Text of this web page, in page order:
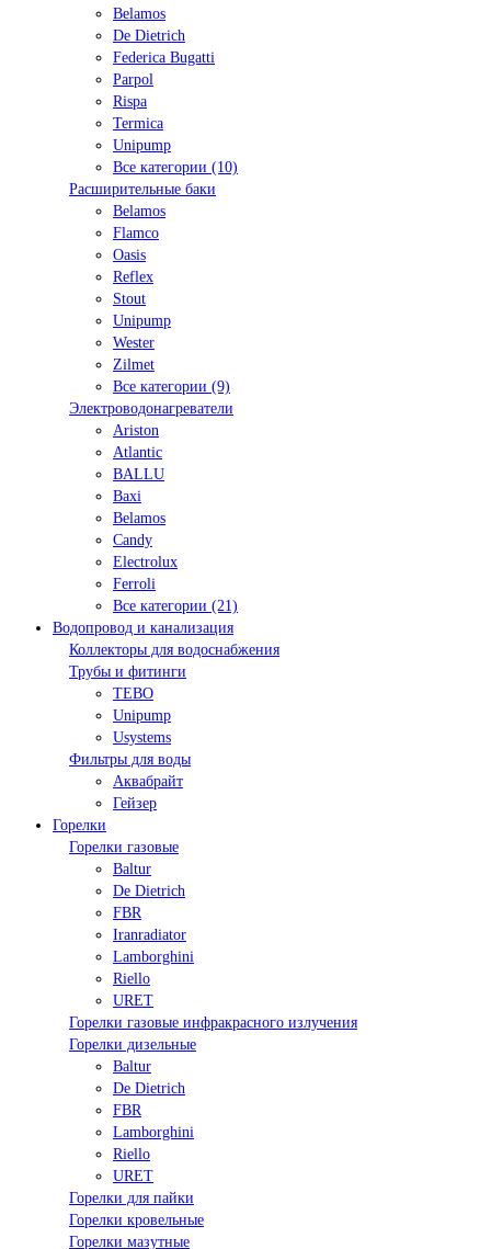
Belamos
De Dietrich
Federica Bugatti
Parpol
Rispa
Termica
Unipump
Все категории (10)
Расширительные баки
Belamos
Flamco
Oasis
Reflex
Stout
Unipump
Wester
Zilmet
Все категории (9)
Электроводонагреватели
Ariston
Atlantic
BALLU
Baxi
Belamos
Candy
Electrolux
Ferroli
Все категории (21)
Водопровод и канализация
Коллекторы для водоснабжения
Трубы и фитинги
TEBO
Unipump
Usystems
Фильтры для воды
Аквабрайт
Гейзер
Горелки
Горелки газовые
Baltur
De Dietrich
FBR
Iranradiator
Lamborghini
Riello
URET
Горелки газовые инфракрасного излучения
Горелки дизельные
Baltur
De Dietrich
FBR
Lamborghini
Riello
URET
Горелки для пайки
Горелки кровельные
Горелки мазутные